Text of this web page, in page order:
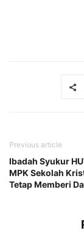
Previous article
Ibadah Syukur
MPK Sekolah
Tetap Memberi